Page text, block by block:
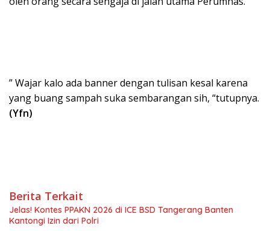
” Wajar kalo ada banner dengan tulisan kesal karena
yang buang sampah suka sembarangan sih, “tutupnya.
(Yfn)
Berita Terkait
Jelas! Kontes PPAKN 2026 di ICE BSD Tangerang Banten
Kantongi Izin dari Polri